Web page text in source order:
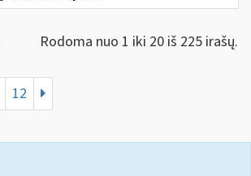
Rodoma nuo 1 iki 20 iš 225 irašų.
12